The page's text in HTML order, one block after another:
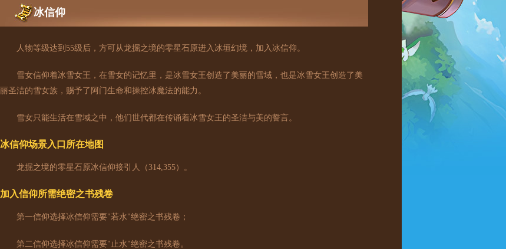
冰信仰
人物等级达到55级后，方可从龙掘之境的零星石原进入冰垣幻境，加入冰信仰。
雪女信仰着冰雪女王，在雪女的记忆里，是冰雪女王创造了美丽的雪域，也是冰雪女王创造了美
丽圣洁的雪女族，赐予了阿门生命和操控冰魔法的能力。
雪女只能生活在雪域之中，他们世代都在传诵着冰雪女王的圣洁与美的誓言。
冰信仰场景入口所在地图
龙掘之境的零星石原冰信仰接引人（314,355）。
加入信仰所需绝密之书残卷
第一信仰选择冰信仰需要"若水"绝密之书残卷；
第二信仰选择冰信仰需要"止水"绝密之书残卷。